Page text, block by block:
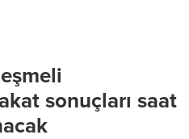
sonuçları saat